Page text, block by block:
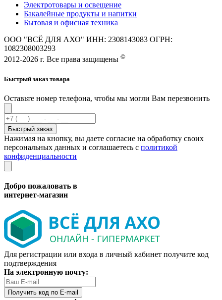
Электротовары и освещение
Бакалейные продукты и напитки
Бытовая и офисная техника
ООО "ВСЁ ДЛЯ АХО" ИНН: 2308143083 ОГРН:
1082308003293
2012-2026 г. Все права защищены ©
Быстрый заказ товара
Оставьте номер телефона, чтобы мы могли Вам перезвонить
Быстрый заказ
Нажимая на кнопку, вы даете согласие на обработку своих
персональных данных и соглашаетесь с политикой
конфиденциальности
Добро пожаловать в
интернет-магазин
Для регистрации или входа в личный кабинет получите код
подтверждения
На электронную почту:
Получить код по E-mail